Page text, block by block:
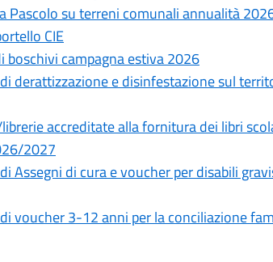
Pascolo su terreni comunali annualità
CIE
campagna estiva 2026
derattizzazione e disinfestazione sul
accreditate alla fornitura dei libri
2027
Assegni di cura e voucher per disabili
voucher 3-12 anni per la conciliazione